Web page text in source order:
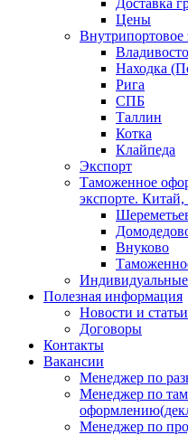
Доставка
Цены
Внутрипортовое
Находка
Рига
СПБ
Таллин
Котка
Клайпеда
Экспорт
Таможенное
экспорте.
Внуково
Полезная информация
Новости и статьи
Договоры
Контакты
Вакансии
Менеджер по
Менеджер по
Менеджер по